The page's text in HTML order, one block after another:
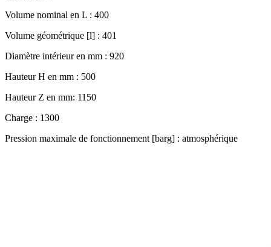
Volume nominal en L : 400
Volume géométrique [l] : 401
Diamètre intérieur en mm : 920
Hauteur H en mm : 500
Hauteur Z en mm: 1150
Charge : 1300
Pression maximale de fonctionnement [barg] : atmosphérique